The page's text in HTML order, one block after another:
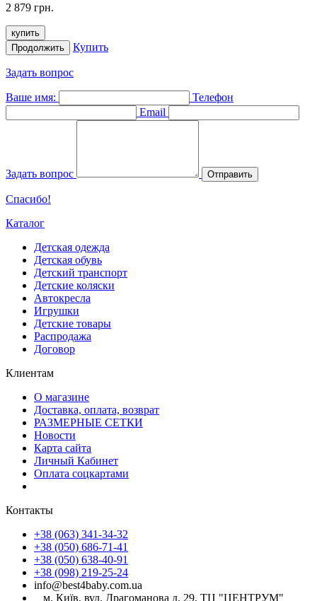
2 879 грн.
купить
Продолжить
Купить
Задать вопрос
Ваше имя:
Телефон
Email
Задать вопрос Отправить
Спасибо!
Каталог
Детская одежда
Детская обувь
Детский транспорт
Детские коляски
Автокресла
Игрушки
Детские товары
Распродажа
Договор
Клиентам
О магазине
Доставка, оплата, возврат
РАЗМЕРНЫЕ СЕТКИ
Новости
Карта сайта
Личный Кабинет
Оплата соцкартами
Контакты
+38 (063) 341-34-32
+38 (050) 686-71-41
+38 (050) 638-40-91
+38 (098) 219-25-24
info@best4baby.com.ua
м. Київ, вул. Драгоманова д. 29, ТЦ "ЦЕНТРУМ"